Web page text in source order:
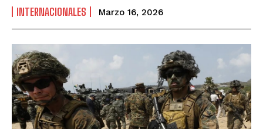
INTERNACIONALES Marzo 16, 2026